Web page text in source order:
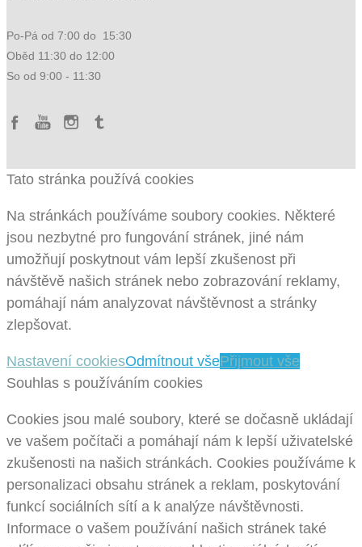
Po-Pá od 7:00 do 15:30
Oběd 11:30 do 12:00
So od 9:00 - 11:30
Tato stránka používá cookies
Na stránkách používáme soubory cookies. Některé
jsou nezbytné pro fungování stránek, jiné nám
umožňují poskytnout vám lepší zkušenost při
návštěvě našich stránek nebo zobrazování reklamy,
pomáhají nám analyzovat návštěvnost a stránky
zlepšovat.
Nastavení cookiesOdmítnout všePřijmout vše
Souhlas s používáním cookies
Cookies jsou malé soubory, které se dočasně ukládají
ve vašem počítači a pomáhají nám k lepší uživatelské
zkušenosti na našich stránkách. Cookies používáme k
personalizaci obsahu stránek a reklam, poskytování
funkcí sociálních sítí a k analýze návštěvnosti.
Informace o vašem používání našich stránek také